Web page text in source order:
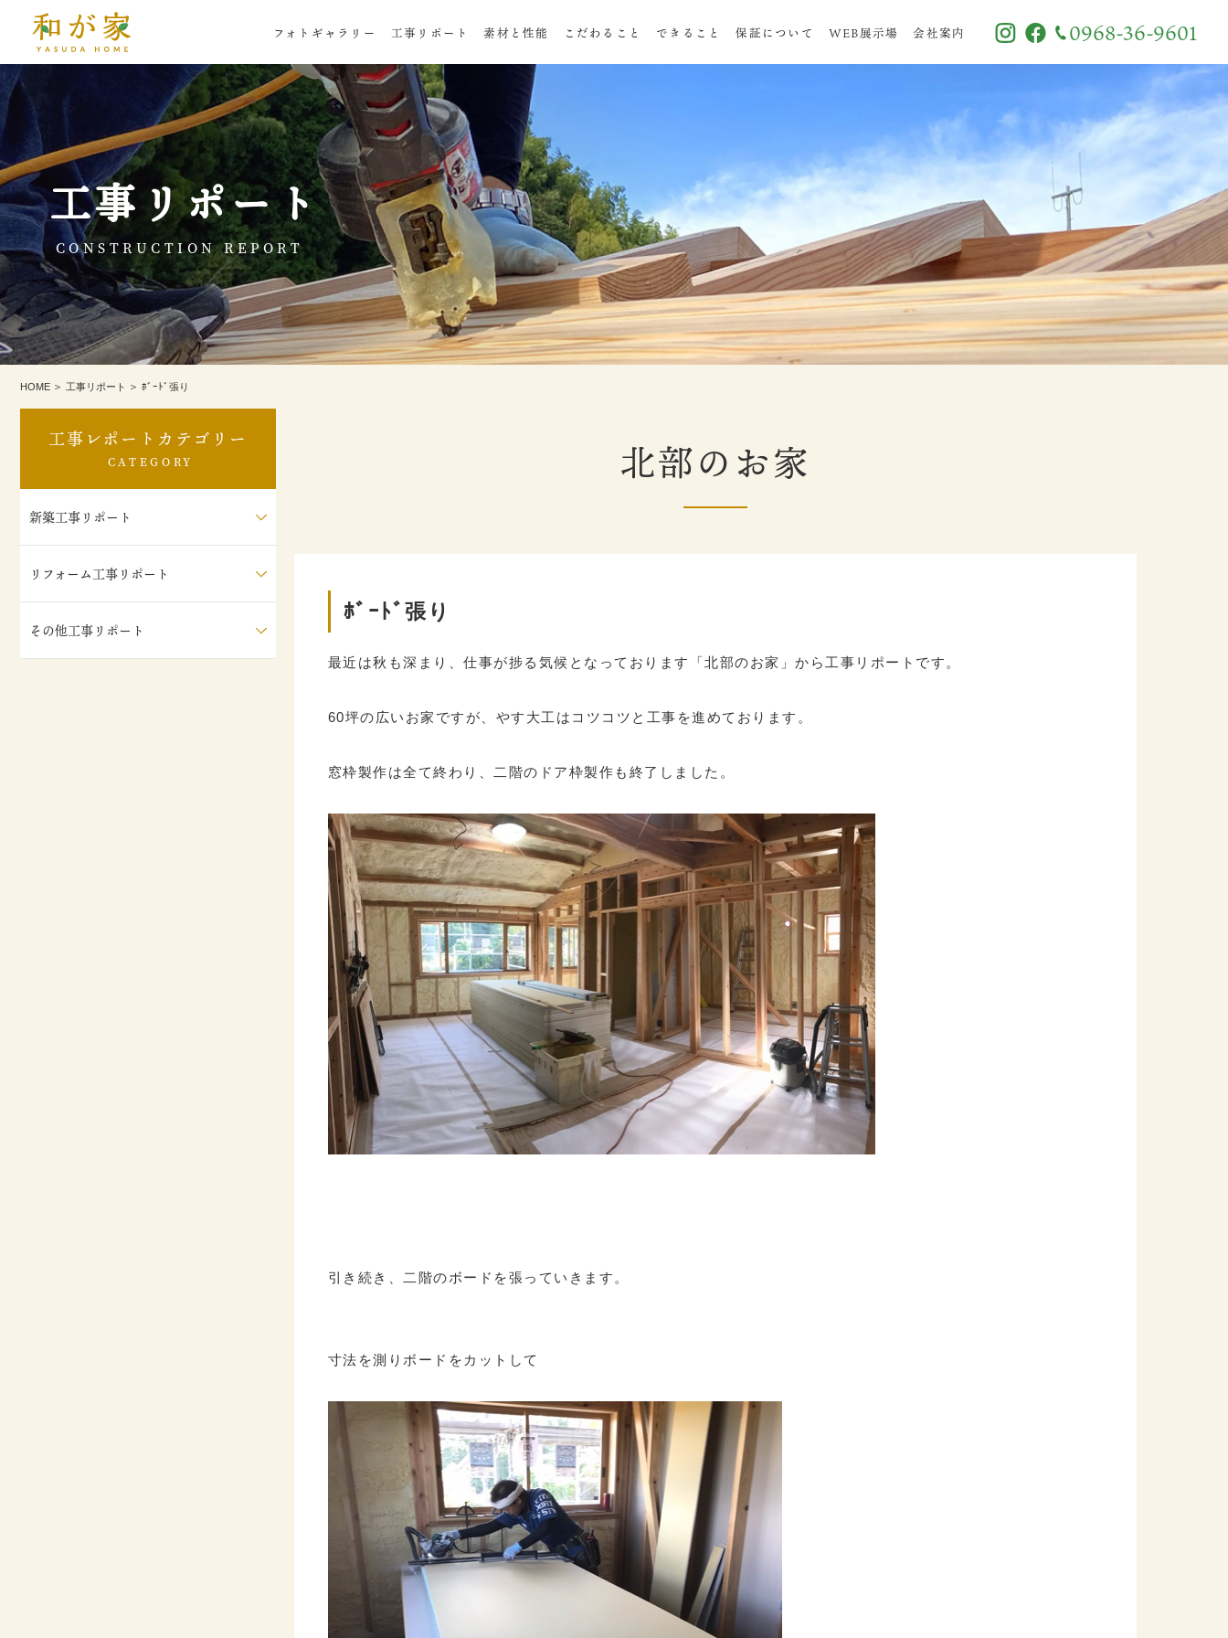
フォトギャラリー 工事リポート 素材と性能 こだわること できること 保証について WEB展示場 会社案内 0968-36-9601
工事リポート
CONSTRUCTION REPORT
HOME 工事リポート ﾎﾞｰﾄﾞ張り
工事レポートカテゴリー
CATEGORY
新築工事リポート
リフォーム工事リポート
その他工事リポート
北部のお家
ﾎﾞｰﾄﾞ張り
最近は秋も深まり、仕事が捗る気候となっております「北部のお家」から工事リポートです。
60坪の広いお家ですが、やす大工はコツコツと工事を進めております。
窓枠製作は全て終わり、二階のドア枠製作も終了しました。
引き続き、二階のボードを張っていきます。
寸法を測りボードをカットして